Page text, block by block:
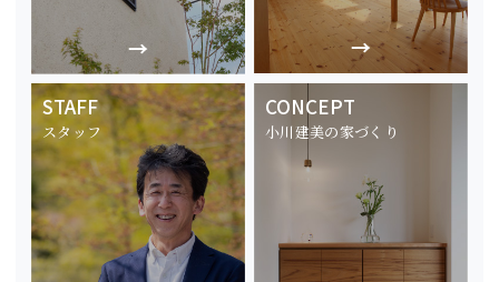
STAFF
スタッフ
CONCEPT
小川建美の家づくり